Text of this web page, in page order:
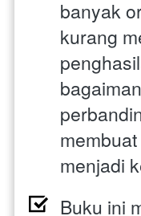
banyak
kurang
menjadi
Buku ini